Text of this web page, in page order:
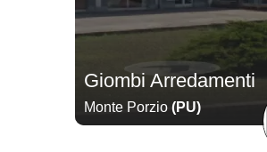
Giombi Arredamenti
Monte Porzio (PU)